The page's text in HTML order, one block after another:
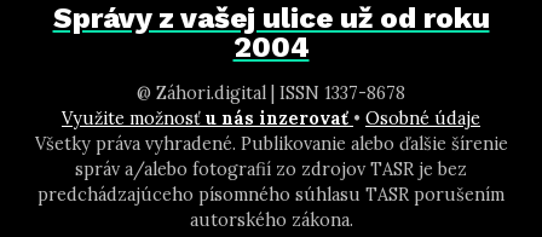
Správy z vašej ulice už od roku
2004
@ Záhori.digital | ISSN 1337-8678
Využite možnosť u nás inzerovať • Osobné údaje
Všetky práva vyhradené. Publikovanie alebo ďalšie šírenie
správ a/alebo fotografií zo zdrojov TASR je bez
predchádzajúceho písomného súhlasu TASR porušením
autorského zákona.